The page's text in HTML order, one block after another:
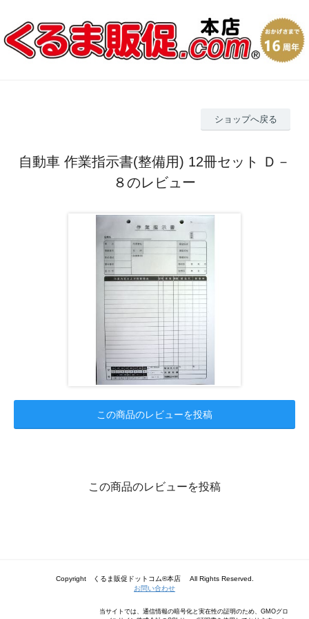
ショップへ戻る
自動車 作業指示書(整備用) 12冊セット Ｄ－
８のレビュー
この商品のレビューを投稿
この商品のレビューを投稿
Copyright くるま販促ドットコム®本店 All Rights Reserved.
お問い合わせ
当サイトでは、通信情報の暗号化と実在性の証明のため、GMOグロ